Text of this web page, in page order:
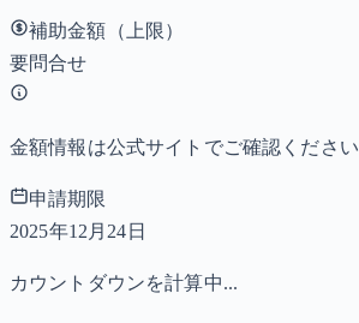
補助金額（上限）
要問合せ
金額情報は公式サイトでご確認ください
申請期限
2025年12月24日
カウントダウンを計算中...